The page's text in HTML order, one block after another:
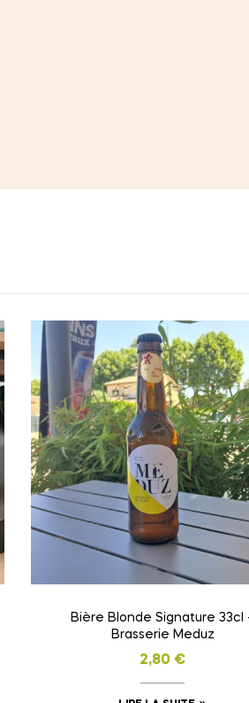
Bière Blonde Signature 33cl
Brasserie Meduz
2,80 €